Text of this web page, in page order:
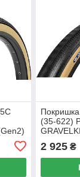
(35-622)
120TPI
2 925₴